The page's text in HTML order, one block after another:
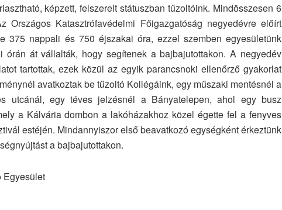
képzett, felszerelt státuszban tűzoltóink. Mindösszesen 6
Országos Katasztrófavédelmi Főigazgatóság negyedévre előírt
375 nappali és 750 éjszakai óra, ezzel szemben egyesületünk
át vállalták, hogy segítenek a bajbajutottakon. A negyedév
tartottak, ezek közül az egyik parancsnoki ellenőrző gyakorlat
avatkoztak be tűzoltó Kollégáink, egy műszaki mentésnél a
utcánál, egy téves jelzésnél a Bányatelepen, ahol egy busz
a Kálvária dombon a lakóházakhoz közel égette fel a fenyves
estéjén. Mindannyiszor első beavatkozó egységként érkeztünk
a bajbajutottakon.
Egyesület